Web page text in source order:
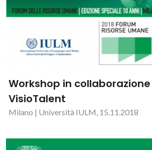
Workshop in
VisioTalent
Milano | Università IULM, 15.11.2018